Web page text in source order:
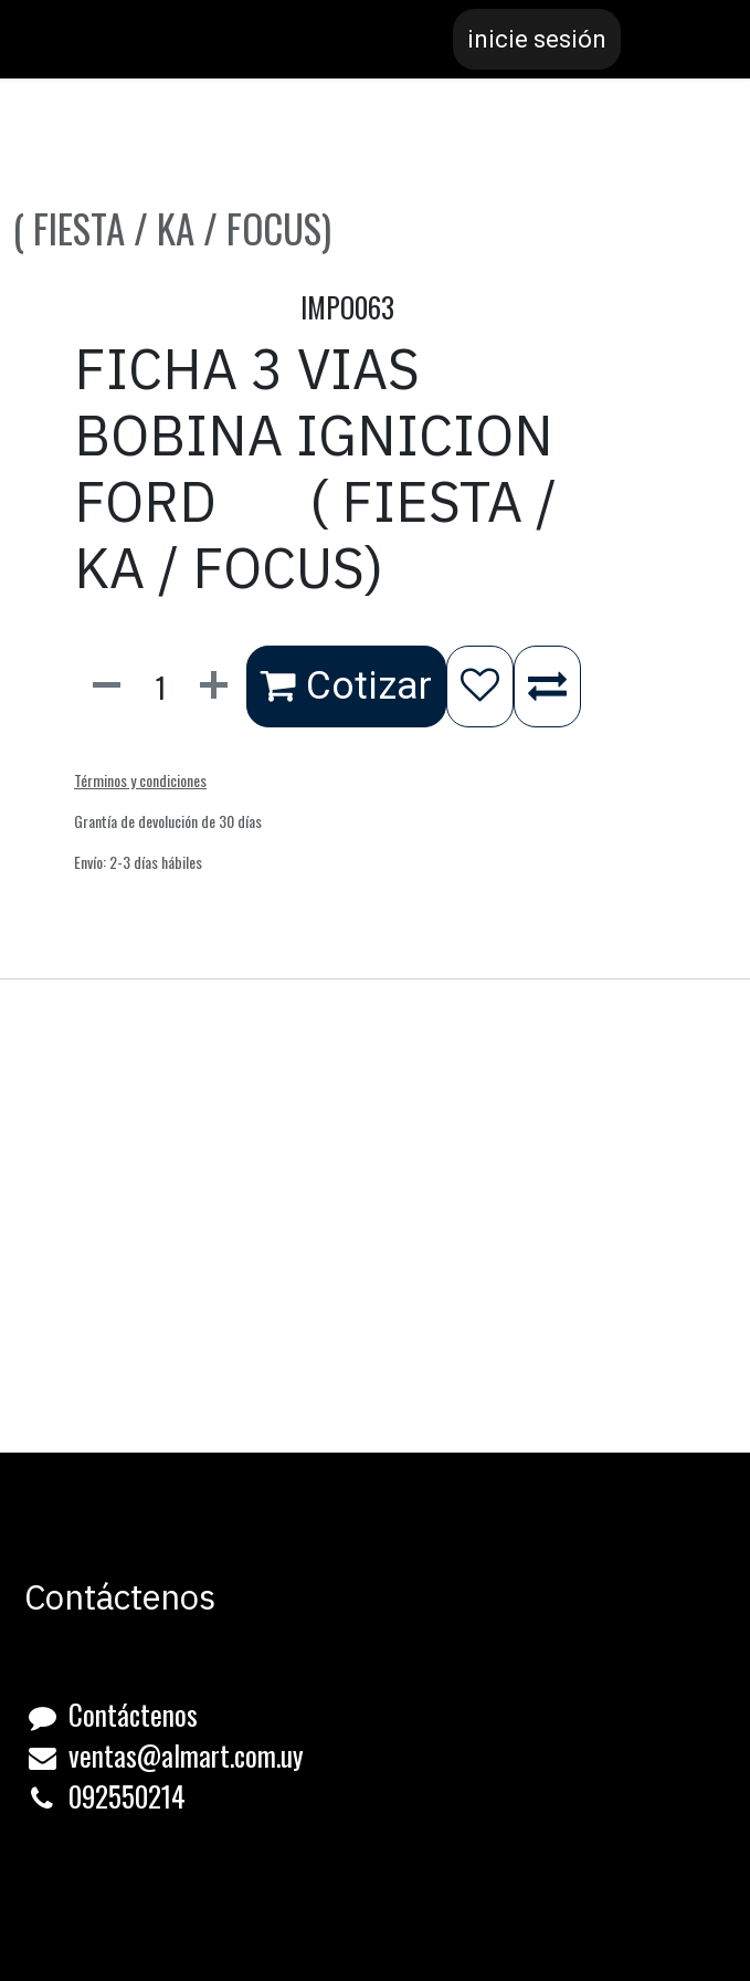
inicie sesión
/ KA / FOCUS)
IMPO063
FICHA 3 VIAS
BOBINA IGNICION
FORD ( FIESTA /
KA / FOCUS)
Cotizar
Términos y condiciones
Grantía de devolución de 30 días
Envío: 2-3 días hábiles
Contáctenos
Contáctenos
ventas@almart.com.uy
092550214